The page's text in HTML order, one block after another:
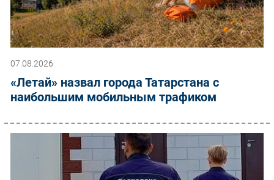
07.08.2026
«Летай» назвал города Татарстана с
наибольшим мобильным трафиком